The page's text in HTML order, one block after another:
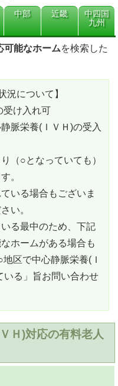
中部 近畿
中四国
九州
可能なホームを検索した
況について】
受け入れ可
脈栄養(ＩＶＨ)の受入
（○となっていても）
。
いる場合もございま
い。
る最中のため、下記
ホームがある場合も
区で中心静脈栄養(Ｉ
いる」旨お問い合わせ
Ｈ)対応の有料老人